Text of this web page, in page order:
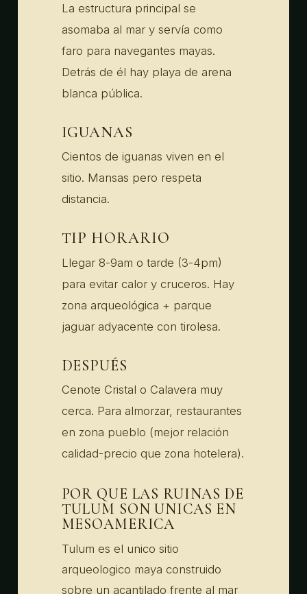
La estructura principal se
asomaba al mar y servía como
faro para navegantes mayas.
Detrás de él hay playa de arena
blanca pública.
IGUANAS
Cientos de iguanas viven en el
sitio. Mansas pero respeta
distancia.
TIP HORARIO
Llegar 8-9am o tarde (3-4pm)
para evitar calor y cruceros. Hay
zona arqueológica + parque
jaguar adyacente con tirolesa.
DESPUÉS
Cenote Cristal o Calavera muy
cerca. Para almorzar, restaurantes
en zona pueblo (mejor relación
calidad-precio que zona hotelera).
POR QUE LAS RUINAS DE
TULUM SON UNICAS EN
MESOAMERICA
Tulum es el unico sitio
arqueologico maya construido
sobre un acantilado frente al mar